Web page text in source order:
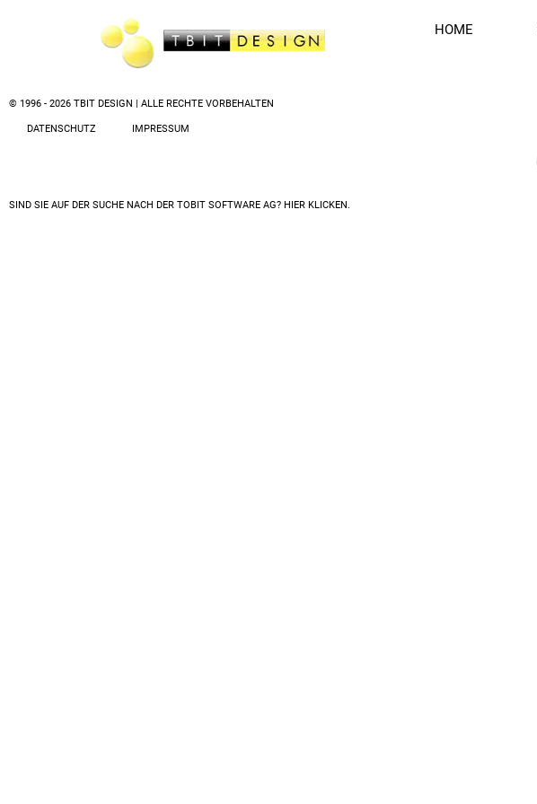
HOME
© 1996 - 2026 TBIT DESIGN | ALLE RECHTE VORBEHALTEN
DATENSCHUTZ IMPRESSUM
SIND SIE AUF DER SUCHE NACH DER TOBIT SOFTWARE AG? HIER KLICKEN.